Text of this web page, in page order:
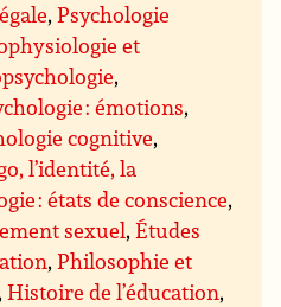
,Psychologie
et
,
: émotions,
cognitive,
l’identité, la
: états de conscience,
sexuel,Études
,Philosophie et
,Histoire de l’éducation,